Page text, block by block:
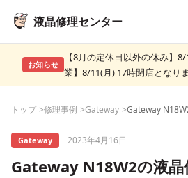
液晶修理センター
お知らせ
【8月の定休日以外の休み】
業】8/11(月) 17時閉店となりま
トップ 修理事例 Gateway
Gateway 2023年4月16日
Gateway N18W2の液晶